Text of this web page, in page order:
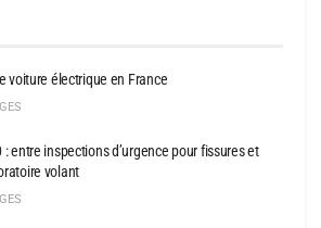
voiture électrique en France
: entre inspections d’urgence pour fissures et
volant